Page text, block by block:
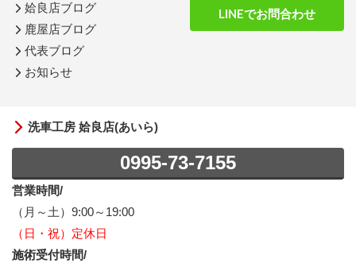
姶良店ブログ
鹿屋店ブログ
代表ブログ
お知らせ
LINEでお問合わせ
洗車工房 姶良店(あいら)
0995-73-7155
営業時間/
（月～土）9:00～19:00
（日・祝）定休日
施術受付時間/